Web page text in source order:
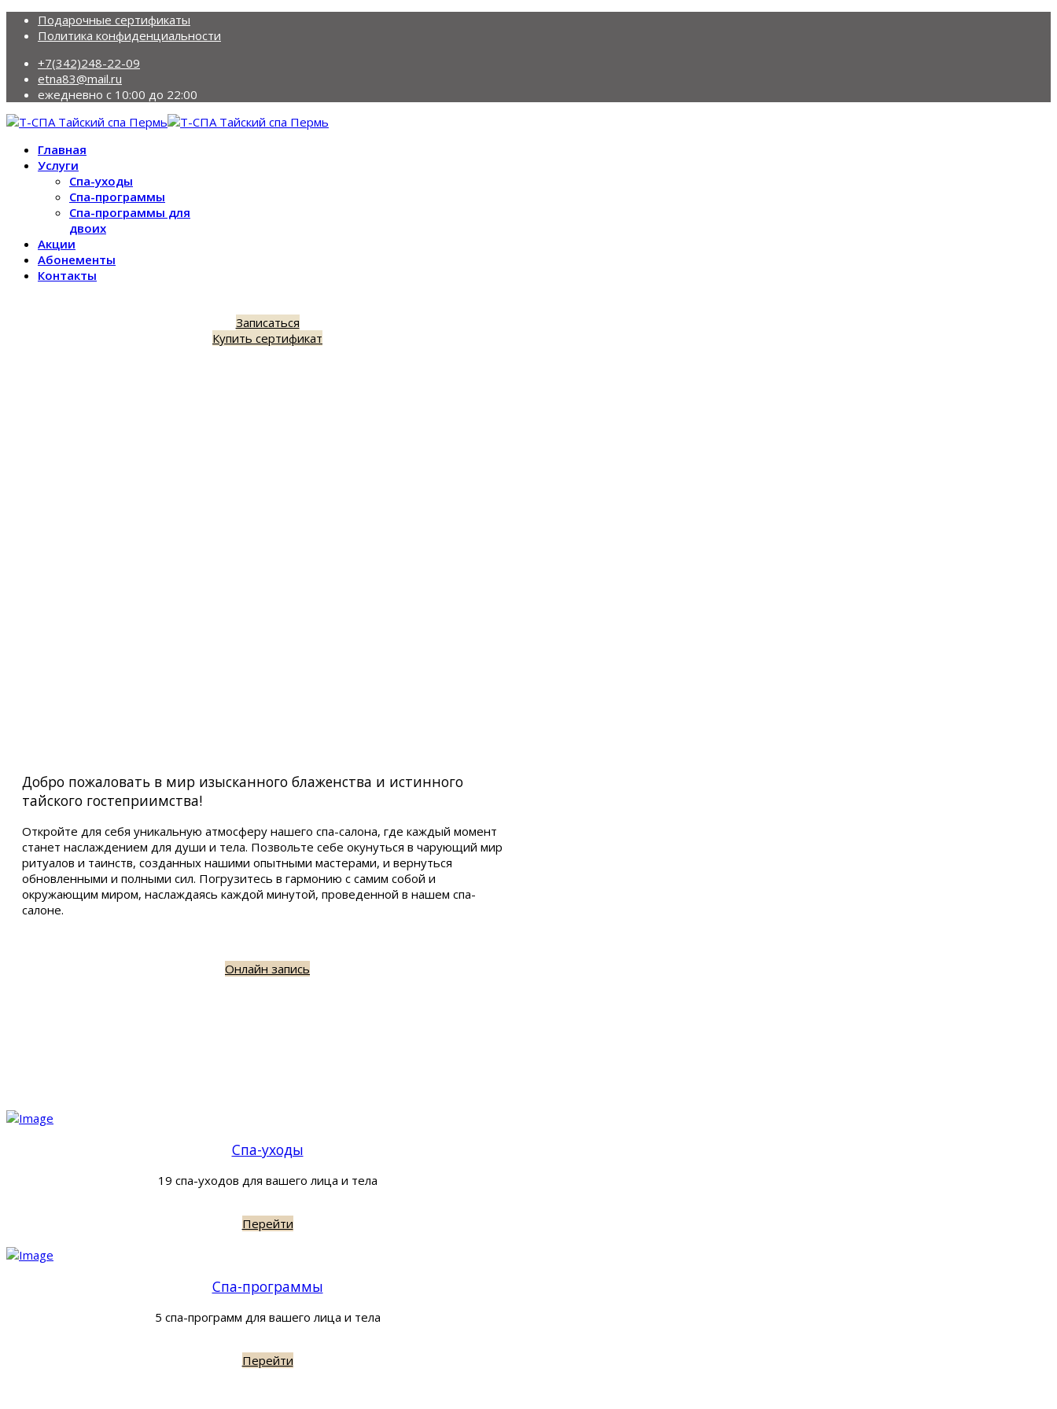
Подарочные сертификаты
Политика конфиденциальности
+7(342)248-22-09
etna83@mail.ru
ежедневно с 10:00 до 22:00
Главная
Услуги
Спа-уходы
Спа-программы
Спа-программы для
двоих
Акции
Абонементы
Контакты
Записаться
Купить сертификат
Добро пожаловать в мир изысканного блаженства и истинного
тайского гостеприимства!
Откройте для себя уникальную атмосферу нашего спа-салона, где каждый момент
станет наслаждением для души и тела. Позвольте себе окунуться в чарующий мир
ритуалов и таинств, созданных нашими опытными мастерами, и вернуться
обновленными и полными сил. Погрузитесь в гармонию с самим собой и
окружающим миром, наслаждаясь каждой минутой, проведенной в нашем спа-
салоне.
Онлайн запись
Спа-уходы
19 спа-уходов для вашего лица и тела
Перейти
Спа-программы
5 спа-программ для вашего лица и тела
Перейти